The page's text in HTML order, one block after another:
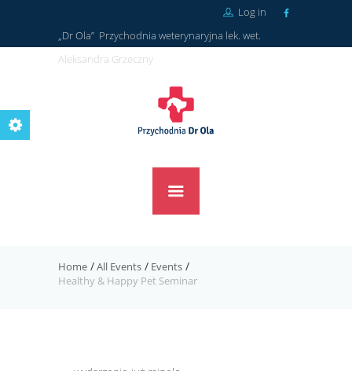
Log in
„Dr Ola” Przychodnia weterynaryjna lek. wet.
Aleksandra Grzeczny
Home All Events
Events
Healthy & Happy Pet Seminar